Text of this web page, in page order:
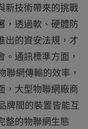
新技術帶來的挑戰
，透過軟、硬體防
出的資安法規，才
通訊標準方面，
聯網傳輸的效率，
，大型物聯網廠商
牌間的裝置皆能互
整的物聯網生態